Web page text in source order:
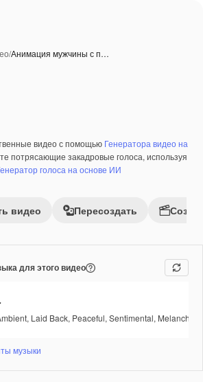
/Анимация мужчины с п…
видео с помощью Генератора видео на
потрясающие закадровые голоса, используя
голоса на основе ИИ
видео Пересоздать
для этого видео
, Laid Back, Peaceful, Sentimental, Melancholic
музыки